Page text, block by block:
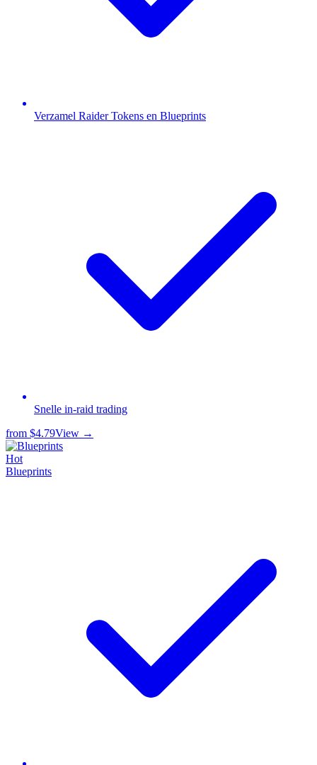
Verzamel Raider Tokens en Blueprints
Snelle in-raid trading
from $4.79View →
Hot
Blueprints